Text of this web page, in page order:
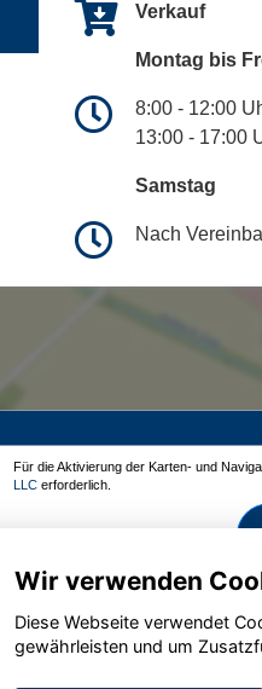
Verkauf
Montag bis
8:00 - 12:00
13:00 - 17:00
Samstag
Nach
Für die Aktivierung der Karten- und
LLC erforderlich.
Wir verwenden
Diese Webseite verwendet
gewährleisten und um